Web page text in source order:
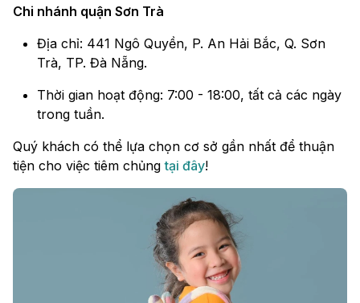
Chi nhánh quận Sơn Trà
Địa chỉ: 441 Ngô Quyền, P. An Hải Bắc, Q. Sơn
Trà, TP. Đà Nẵng.
Thời gian hoạt động: 7:00 - 18:00, tất cả các ngày
trong tuần.
Quý khách có thể lựa chọn cơ sở gần nhất để thuận
tiện cho việc tiêm chủngtại đây!